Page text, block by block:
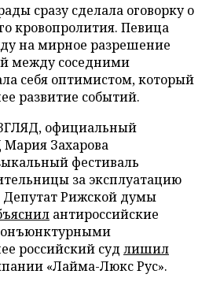
сразу сделала оговорку о
кровопролития. Певица
на мирное разрешение
между соседними
себя оптимистом, который
развитие событий.
официальный
Захарова
фестиваль
за эксплуатацию
Депутат Рижской думы
антироссийские
российский суд лишил
«Лайма-Люкс Рус».